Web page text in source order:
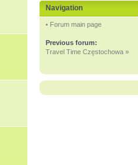
Navigation
• Forum main page
Previous forum:
Travel Time Częstochowa »